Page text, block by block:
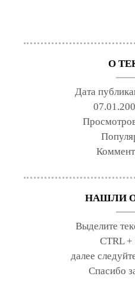
О
Дата
НАШЛИ
Выделите
CTRL +
далее
Спасибо